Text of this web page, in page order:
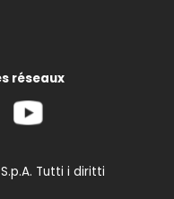
réseaux
Tutti i diritti